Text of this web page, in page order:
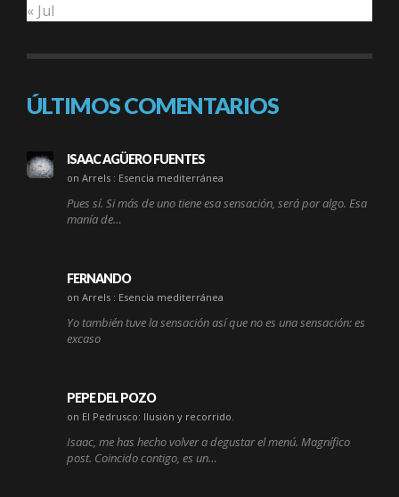
« Jul
ÚLTIMOS COMENTARIOS
ISAAC AGÜERO FUENTES
on Arrels : Esencia mediterránea
Pues sí. Si más de uno tiene esa sensación, será por algo. Esa
manía de…
FERNANDO
on Arrels : Esencia mediterránea
Yo también tuve la sensación así que no es una sensación: es
excaso
PEPE DEL POZO
on El Pedrusco: Ilusión y recorrido.
Isaac, me has hecho volver a degustar el menú. Magnífico
post. Coincido contigo, es un…